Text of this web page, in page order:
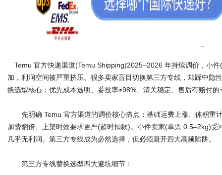
Temu 官方快递渠道(Temu Shipping)2025–2026 年持续调价，小
加，利润空间被严重挤压。很多卖家盲目切换第三方专线，却踩中
换选型核心：优先成本透明、妥投率≥98%、清关稳定、售后有赔付
先明确 Temu 官方渠道的调价核心痛点：基础运费上涨、体积重
加费翻倍、上架时效要求更严(超时扣款)。小件卖家(单票 0.5–2kg)
几乎无利润。第三方专线成为必然选择，但必须避开四大高频陷阱。
第三方专线替换选型四大避坑细节：